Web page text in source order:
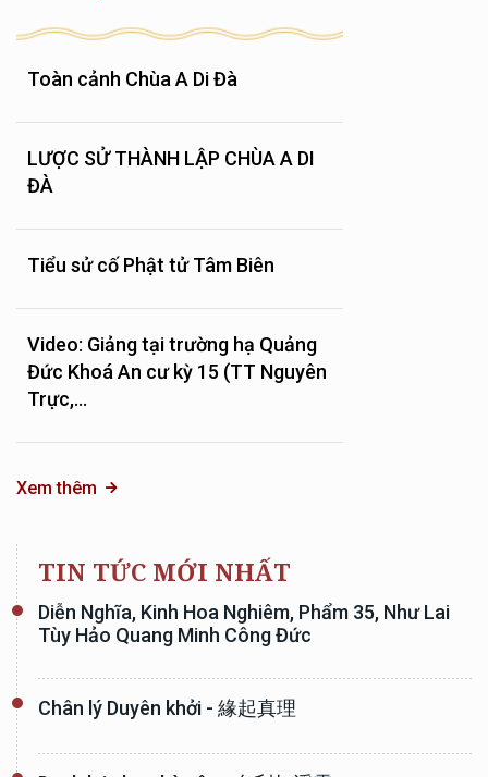
Toàn cảnh Chùa A Di Đà
LƯỢC SỬ THÀNH LẬP CHÙA A DI
ĐÀ
Tiểu sử cố Phật tử Tâm Biên
Video: Giảng tại trường hạ Quảng
Đức Khoá An cư kỳ 15 (TT Nguyên
Trực,...
Xem thêm
TIN TỨC MỚI NHẤT
Diễn Nghĩa, Kinh Hoa Nghiêm, Phẩm 35, Như Lai
Tùy Hảo Quang Minh Công Đức
Chân lý Duyên khởi - 緣起真理